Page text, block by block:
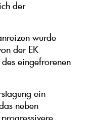
der
wurde
der EK
eingefrorenen
ein
neben